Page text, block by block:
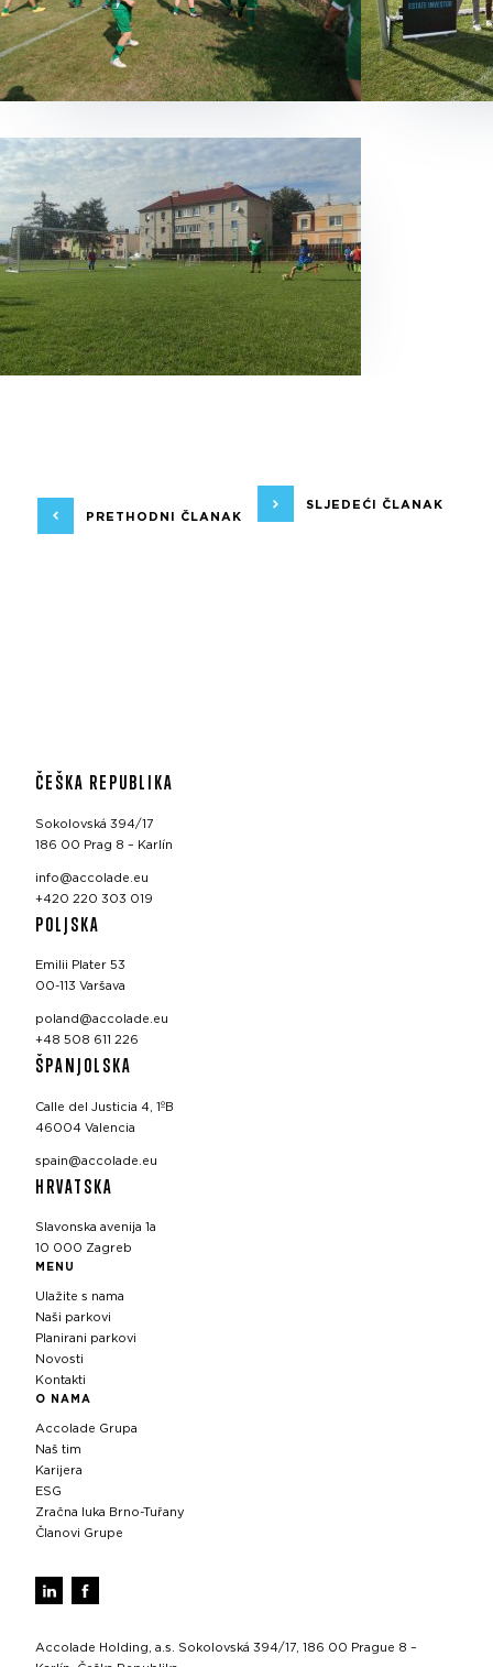
PRETHODNI ČLANAK
SLJEDEĆI ČLANAK
ČEŠKA REPUBLIKA
Sokolovská 394/17
186 00 Prag 8 – Karlín
info@accolade.eu
+420 220 303 019
POLJSKA
Emilii Plater 53
00-113 Varšava
poland@accolade.eu
+48 508 611 226
ŠPANJOLSKA
Calle del Justicia 4, 1ºB
46004 Valencia
spain@accolade.eu
HRVATSKA
Slavonska avenija 1a
10 000 Zagreb
MENU
Ulažite s nama
Naši parkovi
Planirani parkovi
Novosti
Kontakti
O NAMA
Accolade Grupa
Naš tim
Karijera
ESG
Zračna luka Brno-Tuřany
Članovi Grupe
Accolade Holding, a.s. Sokolovská 394/17, 186 00 Prague 8 –